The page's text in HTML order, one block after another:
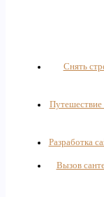
Снять
Путешествие
Разработка
Вызов